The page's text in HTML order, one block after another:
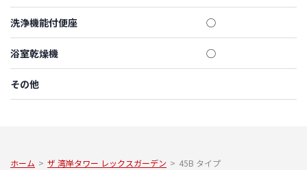
洗浄機能付便座 ◯
浴室乾燥機 ◯
その他
ホーム > ザ 湾岸タワー レックスガーデン > 45B タイプ